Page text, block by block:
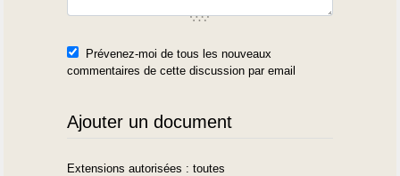
Prévenez-moi de tous les nouveaux
commentaires de cette discussion par email
Ajouter un document
Extensions autorisées : toutes